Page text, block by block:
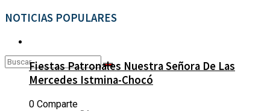
MOVILIDAD
CONTACTO
NOTICIAS POPULARES
Fiestas Patronales Nuestra Señora De Las
Mercedes Istmina-Chocó
0 Comparte